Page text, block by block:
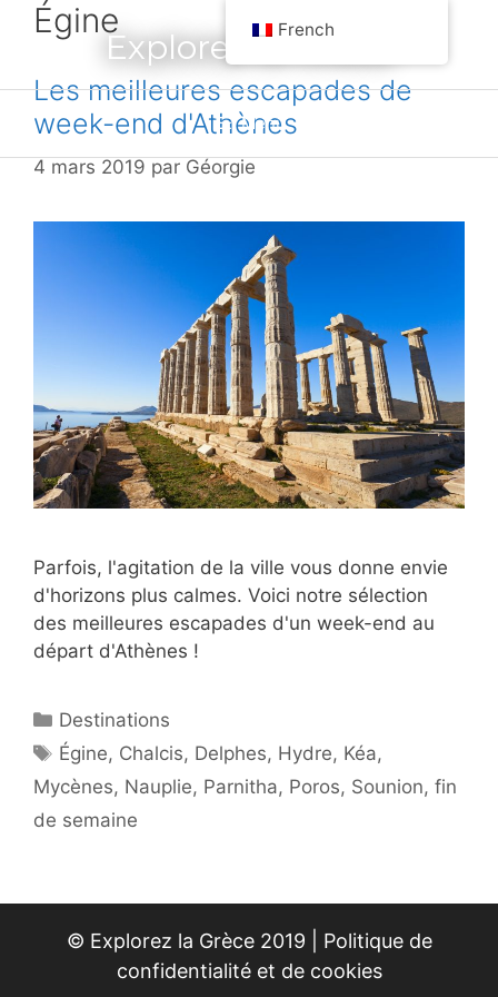
Aller
Explorez la Grèce
Menu
Égine
Les meilleures escapades de
week-end d'Athènes
4 mars 2019 par Géorgie
Parfois, l'agitation de la ville vous donne envie
d'horizons plus calmes. Voici notre sélection
des meilleures escapades d'un week-end au
départ d'Athènes !
Catégories
Destinations
Étiquettes
Égine, Chalcis, Delphes, Hydre, Kéa,
Mycènes, Nauplie, Parnitha, Poros, Sounion, fin
de semaine
© Explorez la Grèce 2019 | Politique de
confidentialité et de cookies
French